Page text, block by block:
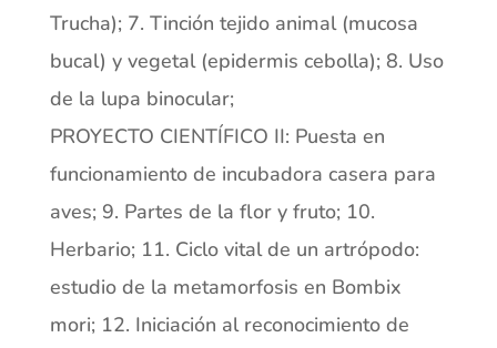
Trucha); 7. Tinción tejido animal (mucosa
bucal) y vegetal (epidermis cebolla); 8. Uso
de la lupa binocular;
PROYECTO CIENTÍFICO II: Puesta en
funcionamiento de incubadora casera para
aves; 9. Partes de la flor y fruto; 10.
Herbario; 11. Ciclo vital de un artrópodo:
estudio de la metamorfosis en Bombix
mori; 12. Iniciación al reconocimiento de